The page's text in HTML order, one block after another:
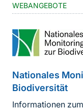
WEBANGEBOTE
Nationales
Biodiversität
Informationen